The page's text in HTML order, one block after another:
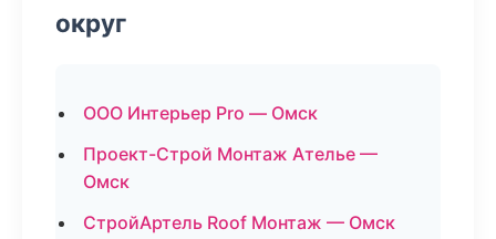
округ
ООО Интерьер Pro — Омск
Проект-Строй Монтаж Ателье —
Омск
СтройАртель Roof Монтаж — Омск